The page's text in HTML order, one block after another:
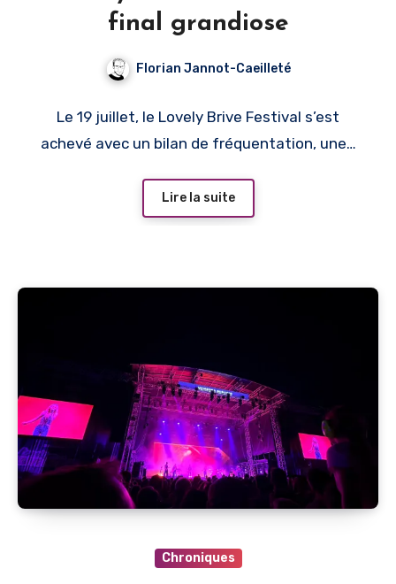
final grandiose
Florian Jannot-Caeilleté
Le 19 juillet, le Lovely Brive Festival s’est
achevé avec un bilan de fréquentation, une…
Lire la suite
Chroniques